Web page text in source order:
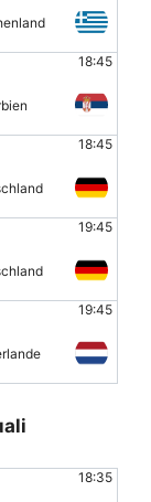
18:45
18:45
19:45
19:45
18:35